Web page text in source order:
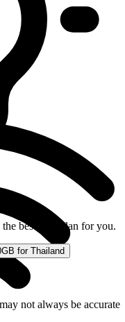
best data plan for you.
for Thailand
not always be accurate